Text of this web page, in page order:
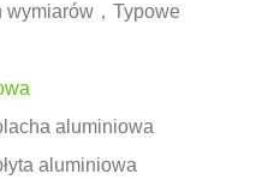
wymiarów，Typowe
aluminiowa
aluminiowa